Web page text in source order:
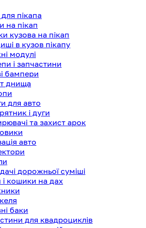
пікапа
на пікап
кузова на пікап
в кузов пікапу
модулі
і запчастини
бампери
днища
для авто
і дуги
та захист арок
авто
дорожньої суміші
і кошики на дах
баки
для квадроциклів